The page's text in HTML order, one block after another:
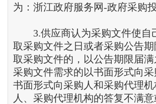
为：浙江政府服务网-政府采购
3.供应商认为采购文件使自
取采购文件之日或者采购公告
取采购文件的，以公告期限届
采购文件需求的以书面形式向
书面形式向采购人和采购代理
人、采购代理机构的答复不满